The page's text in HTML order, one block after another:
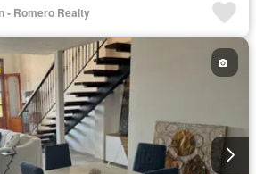
- Romero Realty